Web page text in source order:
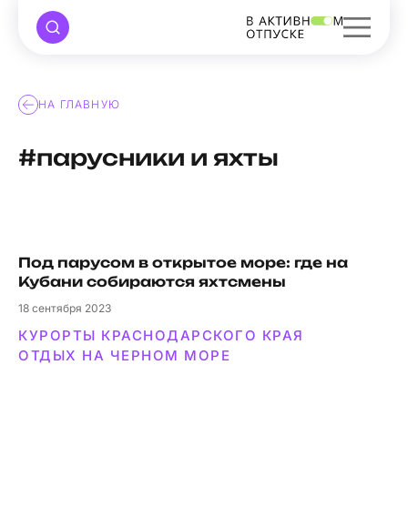
НА ГЛАВНУЮ
#парусники и яхты
Под парусом в открытое море: где на
Кубани собираются яхтсмены
18 сентября 2023
КУРОРТЫ КРАСНОДАРСКОГО КРАЯ
ОТДЫХ НА ЧЕРНОМ МОРЕ